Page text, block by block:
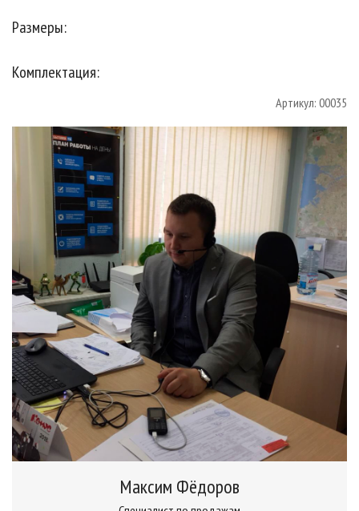
Размеры:
Комплектация:
Артикул: 00035
Максим Фёдоров